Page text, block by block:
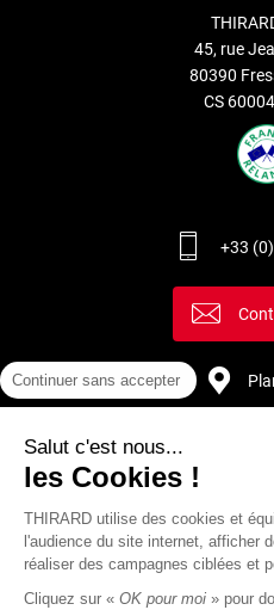
45, rue
80390
CS
+33
Continuer sans accepter
Salut c'est nous...
les Cookies !
THIRARD utilise des cookies et
l'audience du site internet, afficher
réaliser des campagnes ciblées et
Cliquez sur « OK pour moi » pour